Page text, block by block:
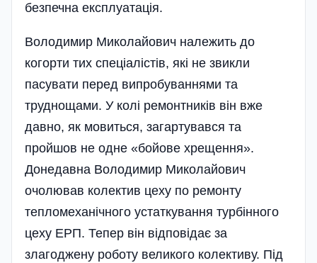
безпечна експлуатація.
Володимир Микола­йович належить до
когорти тих спеціалістів, які не звикли
пасувати перед випробуваннями та
труднощами. У колі ремон­т­ни­ків він вже
давно, як мовиться, загартувався та
пройшов не одне «бойо­ве хрещення».
Донедавна Володимир Ми­ко­ла­йович
очолював колектив цеху по ремонту
тепломеханічного устаткування турбінного
цеху ЕРП. Тепер він відповідає за
злагоджену роботу великого колективу. Під